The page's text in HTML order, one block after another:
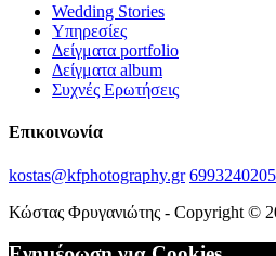
Wedding Stories
Υπηρεσίες
Δείγματα portfolio
Δείγματα album
Συχνές Ερωτήσεις
Επικοινωνία
kostas@kfphotography.gr 6993240205
Κώστας Φρυγανιώτης - Copyright ©